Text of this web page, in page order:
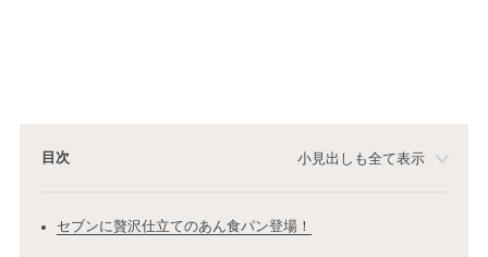
目次 小見出しも全て表示
セブンに贅沢仕立てのあん食パン登場！